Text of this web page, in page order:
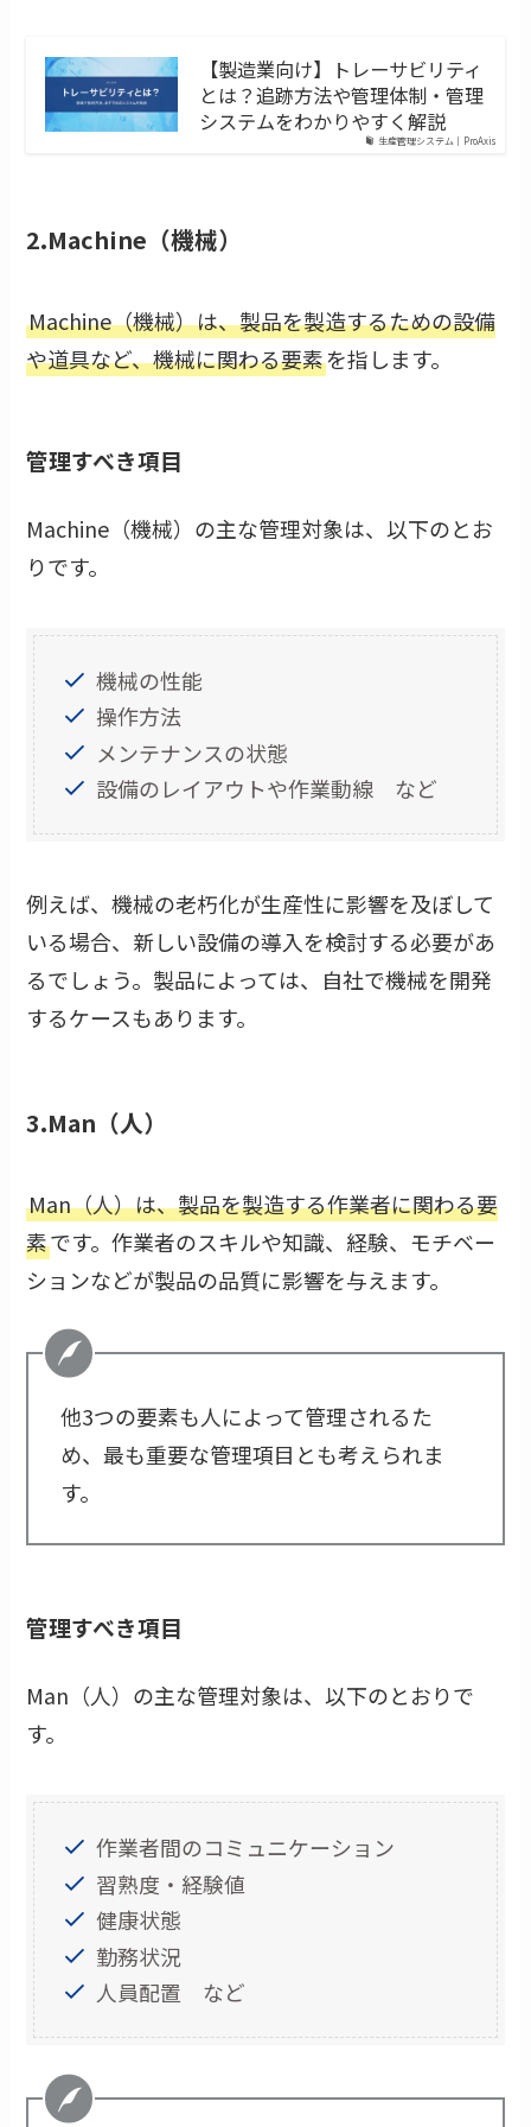
生産管理システム｜ProAxis
【製造業向け】トレーサビリティ
とは？追跡方法や管理体制・管理
システムをわかりやすく解説
2.Machine（機械）
Machine（機械）は、製品を製造するための設備
や道具など、機械に関わる要素を指します。
管理すべき項目
Machine（機械）の主な管理対象は、以下のとお
りです。
機械の性能
操作方法
メンテナンスの状態
設備のレイアウトや作業動線 など
例えば、機械の老朽化が生産性に影響を及ぼして
いる場合、新しい設備の導入を検討する必要があ
るでしょう。製品によっては、自社で機械を開発
するケースもあります。
3.Man（人）
Man（人）は、製品を製造する作業者に関わる要
素です。作業者のスキルや知識、経験、モチベー
ションなどが製品の品質に影響を与えます。
他3つの要素も人によって管理されるた
め、最も重要な管理項目とも考えられま
す。
管理すべき項目
Man（人）の主な管理対象は、以下のとおりで
す。
作業者間のコミュニケーション
習熟度・経験値
健康状態
勤務状況
人員配置 など